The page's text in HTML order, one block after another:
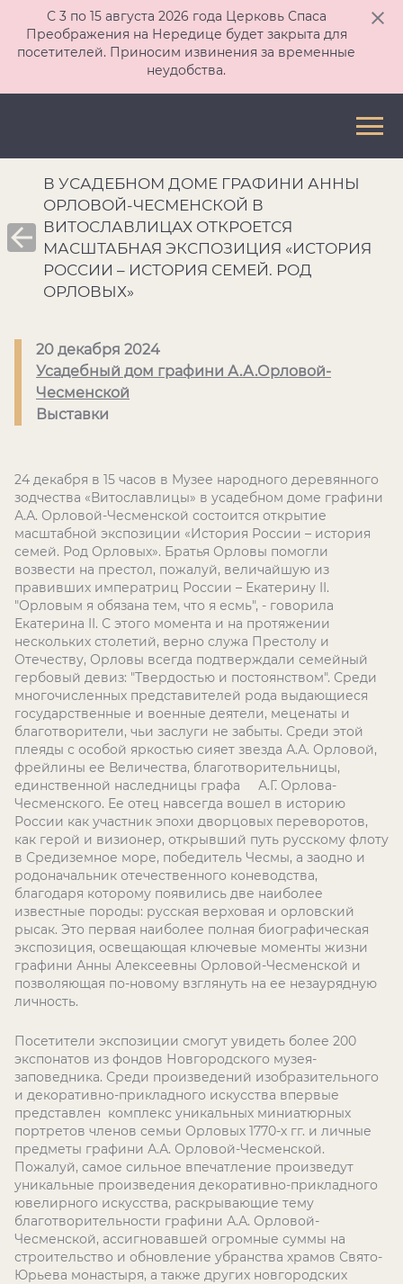
С 3 по 15 августа 2026 года Церковь Спаса
Преображения на Нередице будет закрыта для
посетителей. Приносим извинения за временные
неудобства.
В УСАДЕБНОМ ДОМЕ ГРАФИНИ АННЫ
ОРЛОВОЙ-ЧЕСМЕНСКОЙ В
ВИТОСЛАВЛИЦАХ ОТКРОЕТСЯ
МАСШТАБНАЯ ЭКСПОЗИЦИЯ «ИСТОРИЯ
РОССИИ – ИСТОРИЯ СЕМЕЙ. РОД
ОРЛОВЫХ»
20 декабря 2024
Усадебный дом графини А.А.Орловой-
Чесменской
Выставки
24 декабря в 15 часов в Музее народного деревянного
зодчества «Витославлицы» в усадебном доме графини
А.А. Орловой-Чесменской состоится открытие
масштабной экспозиции «История России – история
семей. Род Орловых». Братья Орловы помогли
возвести на престол, пожалуй, величайшую из
правивших императриц России – Екатерину II.
"Орловым я обязана тем, что я есмь", - говорила
Екатерина II. С этого момента и на протяжении
нескольких столетий, верно служа Престолу и
Отечеству, Орловы всегда подтверждали семейный
гербовый девиз: "Твердостью и постоянством". Среди
многочисленных представителей рода выдающиеся
государственные и военные деятели, меценаты и
благотворители, чьи заслуги не забыты. Среди этой
плеяды с особой яркостью сияет звезда А.А. Орловой,
фрейлины ее Величества, благотворительницы,
единственной наследницы графа А.Г. Орлова-
Чесменского. Ее отец навсегда вошел в историю
России как участник эпохи дворцовых переворотов,
как герой и визионер, открывший путь русскому флоту
в Средиземное море, победитель Чесмы, а заодно и
родоначальник отечественного коневодства,
благодаря которому появились две наиболее
известные породы: русская верховая и орловский
рысак. Это первая наиболее полная биографическая
экспозиция, освещающая ключевые моменты жизни
графини Анны Алексеевны Орловой-Чесменской и
позволяющая по-новому взглянуть на ее незаурядную
личность.
Посетители экспозиции смогут увидеть более 200
экспонатов из фондов Новгородского музея-
заповедника. Среди произведений изобразительного
и декоративно-прикладного искусства впервые
представлен комплекс уникальных миниатюрных
портретов членов семьи Орловых 1770-х гг. и личные
предметы графини А.А. Орловой-Чесменской.
Пожалуй, самое сильное впечатление произведут
уникальные произведения декоративно-прикладного
ювелирного искусства, раскрывающие тему
благотворительности графини А.А. Орловой-
Чесменской, ассигновавшей огромные суммы на
строительство и обновление убранства храмов Свято-
Юрьева монастыря, а также других новгородских